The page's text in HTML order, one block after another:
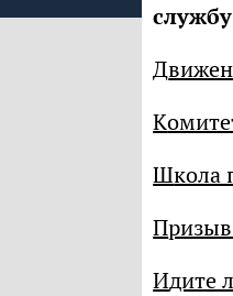
Идите